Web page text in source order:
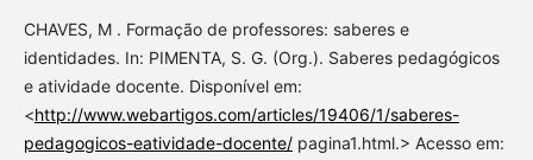
CHAVES, M . Formação de professores: saberes e
identidades. In: PIMENTA, S. G. (Org.). Saberes pedagógicos
e atividade docente. Disponível em:
<http://www.webartigos.com/articles/19406/1/saberes-
pedagogicos-eatividade-docente/pagina1.html.> Acesso em: